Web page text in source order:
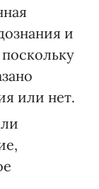
и
или нет.